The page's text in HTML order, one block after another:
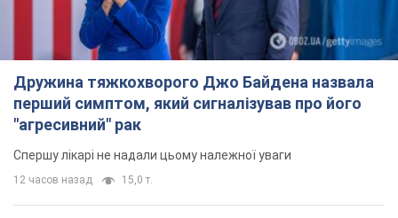
Дружина тяжкохворого Джо Байдена назвала
перший симптом, який сигналізував про його
"агресивний" рак
Спершу лікарі не надали цьому належної уваги
12 часов назад 15,0 т.